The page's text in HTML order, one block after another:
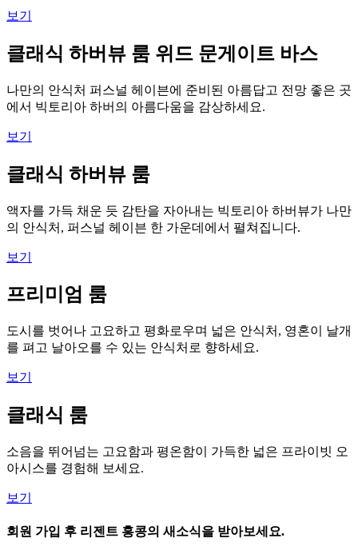
보기
클래식 하버뷰 룸 위드 문게이트 바스
나만의 안식처 퍼스널 헤이븐에 준비된 아름답고 전망 좋은 곳
에서 빅토리아 하버의 아름다움을 감상하세요.
보기
클래식 하버뷰 룸
액자를 가득 채운 듯 감탄을 자아내는 빅토리아 하버뷰가 나만
의 안식처, 퍼스널 헤이븐 한 가운데에서 펼쳐집니다.
보기
프리미엄 룸
도시를 벗어나 고요하고 평화로우며 넓은 안식처, 영혼이 날개
를 펴고 날아오를 수 있는 안식처로 향하세요.
보기
클래식 룸
소음을 뛰어넘는 고요함과 평온함이 가득한 넓은 프라이빗 오
아시스를 경험해 보세요.
보기
회원 가입 후 리젠트 홍콩의 새소식을 받아보세요.